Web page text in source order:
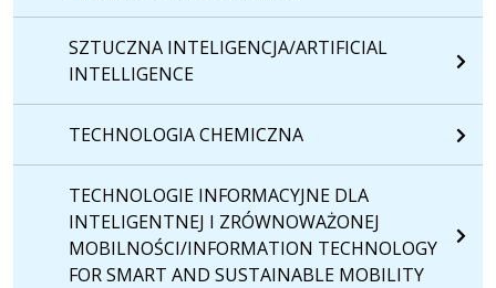
SZTUCZNA INTELIGENCJA/ARTIFICIAL
INTELLIGENCE
TECHNOLOGIA CHEMICZNA
TECHNOLOGIE INFORMACYJNE DLA
INTELIGENTNEJ I ZRÓWNOWAŻONEJ
MOBILNOŚCI/INFORMATION TECHNOLOGY
FOR SMART AND SUSTAINABLE MOBILITY